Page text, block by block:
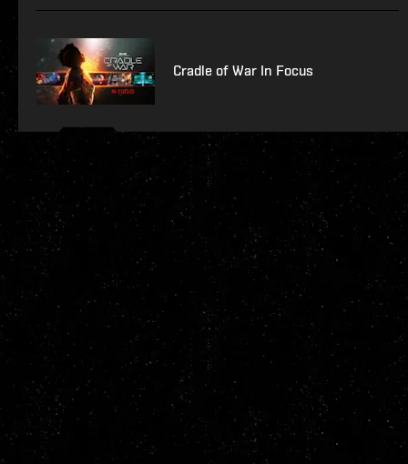
Cradle of War In Focus